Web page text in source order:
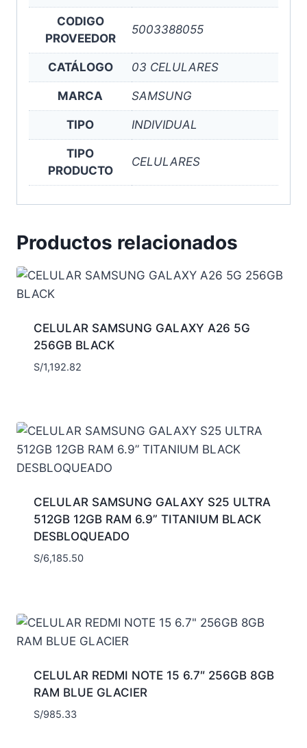
CODIGO
PROVEEDOR
5003388055
CATÁLOGO 03 CELULARES
MARCA SAMSUNG
TIPO INDIVIDUAL
TIPO
PRODUCTO
CELULARES
Productos relacionados
CELULAR SAMSUNG GALAXY A26 5G
256GB BLACK
S/1,192.82
CELULAR SAMSUNG GALAXY S25 ULTRA
512GB 12GB RAM 6.9” TITANIUM BLACK
DESBLOQUEADO
S/6,185.50
CELULAR REDMI NOTE 15 6.7″ 256GB 8GB
RAM BLUE GLACIER
S/985.33